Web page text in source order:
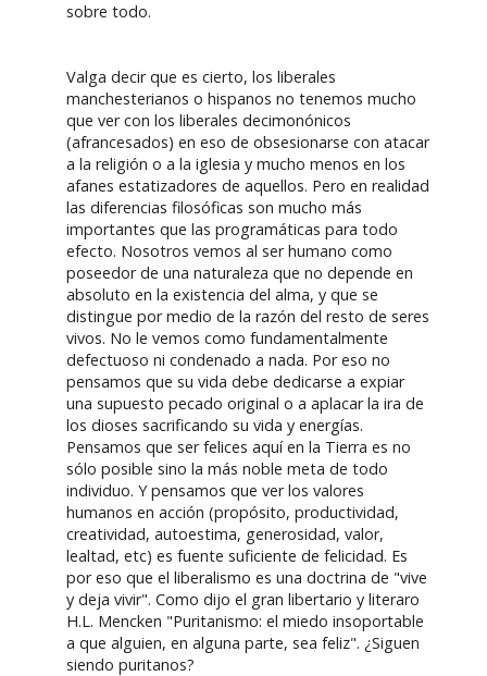
sobre todo.
Valga decir que es cierto, los liberales
manchesterianos o hispanos no tenemos mucho
que ver con los liberales decimonónicos
(afrancesados) en eso de obsesionarse con atacar
a la religión o a la iglesia y mucho menos en los
afanes estatizadores de aquellos. Pero en realidad
las diferencias filosóficas son mucho más
importantes que las programáticas para todo
efecto. Nosotros vemos al ser humano como
poseedor de una naturaleza que no depende en
absoluto en la existencia del alma, y que se
distingue por medio de la razón del resto de seres
vivos. No le vemos como fundamentalmente
defectuoso ni condenado a nada. Por eso no
pensamos que su vida debe dedicarse a expiar
una supuesto pecado original o a aplacar la ira de
los dioses sacrificando su vida y energías.
Pensamos que ser felices aquí en la Tierra es no
sólo posible sino la más noble meta de todo
individuo. Y pensamos que ver los valores
humanos en acción (propósito, productividad,
creatividad, autoestima, generosidad, valor,
lealtad, etc) es fuente suficiente de felicidad. Es
por eso que el liberalismo es una doctrina de "vive
y deja vivir". Como dijo el gran libertario y literaro
H.L. Mencken "Puritanismo: el miedo insoportable
a que alguien, en alguna parte, sea feliz". ¿Siguen
siendo puritanos?